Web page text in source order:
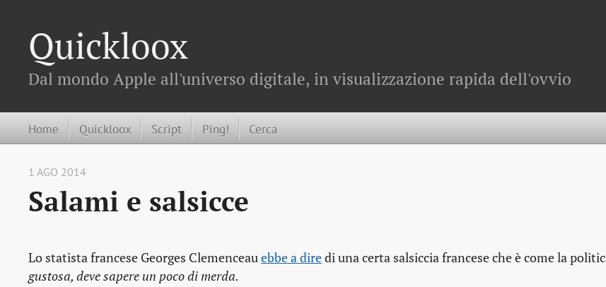
Quickloox
Dal mondo Apple all'universo digitale, in visualizzazione rapida dell'ovvio
Home Quickloox Script Ping! Cerca
1 AGO 2014
Salami e salsicce
Lo statista francese Georges Clemenceauebbe a diredi una certa salsiccia francese che è come la
gustosa, deve sapere un poco di merda.